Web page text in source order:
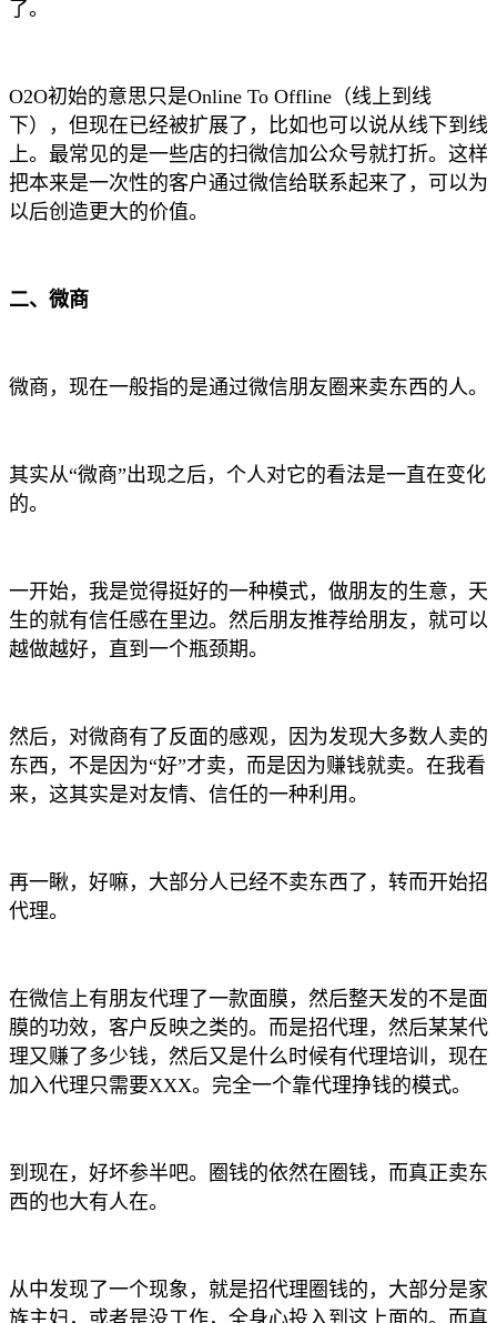
了。
O2O初始的意思只是Online To Offline（线上到线
下），但现在已经被扩展了，比如也可以说从线下到线
上。最常见的是一些店的扫微信加公众号就打折。这样
把本来是一次性的客户通过微信给联系起来了，可以为
以后创造更大的价值。
二、微商
微商，现在一般指的是通过微信朋友圈来卖东西的人。
其实从“微商”出现之后，个人对它的看法是一直在变化
的。
一开始，我是觉得挺好的一种模式，做朋友的生意，天
生的就有信任感在里边。然后朋友推荐给朋友，就可以
越做越好，直到一个瓶颈期。
然后，对微商有了反面的感观，因为发现大多数人卖的
东西，不是因为“好”才卖，而是因为赚钱就卖。在我看
来，这其实是对友情、信任的一种利用。
再一瞅，好嘛，大部分人已经不卖东西了，转而开始招
代理。
在微信上有朋友代理了一款面膜，然后整天发的不是面
膜的功效，客户反映之类的。而是招代理，然后某某代
理又赚了多少钱，然后又是什么时候有代理培训，现在
加入代理只需要XXX。完全一个靠代理挣钱的模式。
到现在，好坏参半吧。圈钱的依然在圈钱，而真正卖东
西的也大有人在。
从中发现了一个现象，就是招代理圈钱的，大部分是家
族主妇，或者是没工作，全身心投入到这上面的。而真